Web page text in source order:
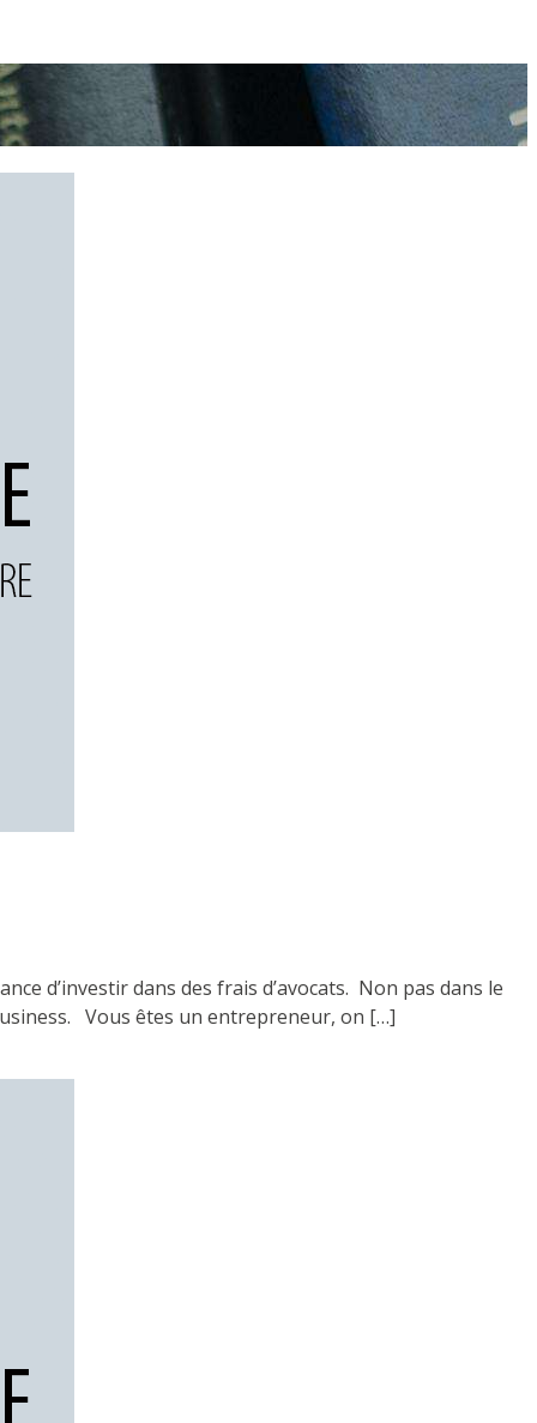
d’investir dans des frais d’avocats. Non pas dans le
Vous êtes un entrepreneur, on […]